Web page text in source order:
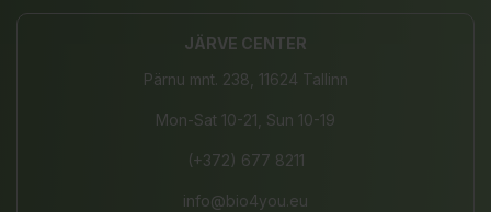
JÄRVE CENTER
Pärnu mnt. 238, 11624 Tallinn
Mon-Sat 10-21, Sun 10-19
(+372) 677 8211
info@bio4you.eu